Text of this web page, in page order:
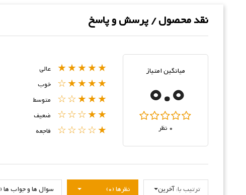
نقد محصول / پرسش و پاسخ
میانگین امتیاز
0.0
0 نظر
★★★★★ عالی
★★★★☆ خوب
★★★☆☆ متوسط
★★☆☆☆ ضعیف
★☆☆☆☆ فاجعه
نظرها (0) سوال ها و جواب ها (0) ترتیب با:آخرین